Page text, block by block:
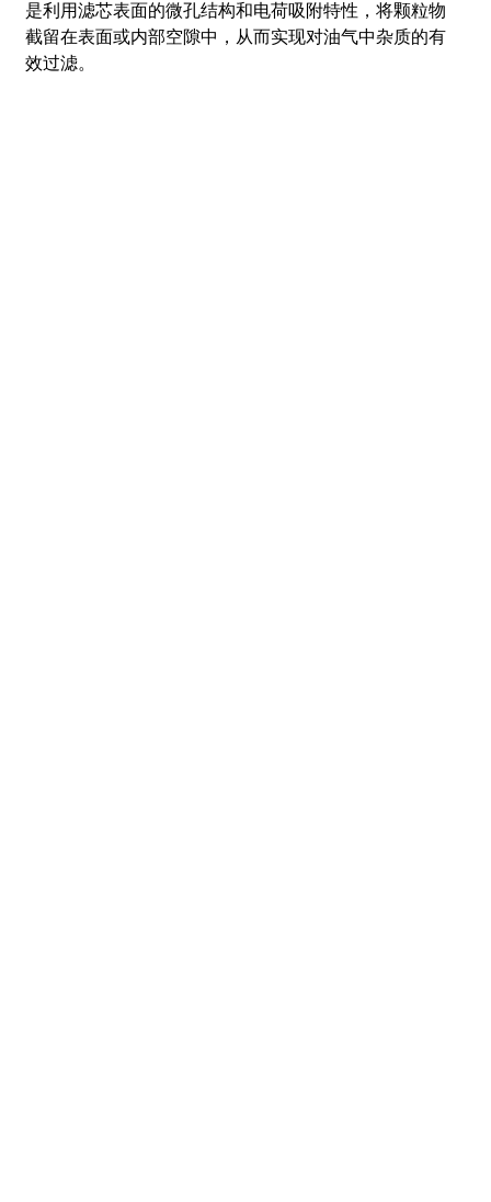
是利用滤芯表面的微孔结构和电荷吸附特性，将颗粒物
截留在表面或内部空隙中，从而实现对油气中杂质的有
效过滤。